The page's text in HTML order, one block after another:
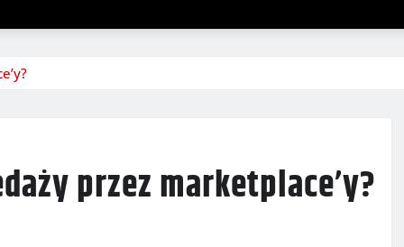
przez marketplace’y?